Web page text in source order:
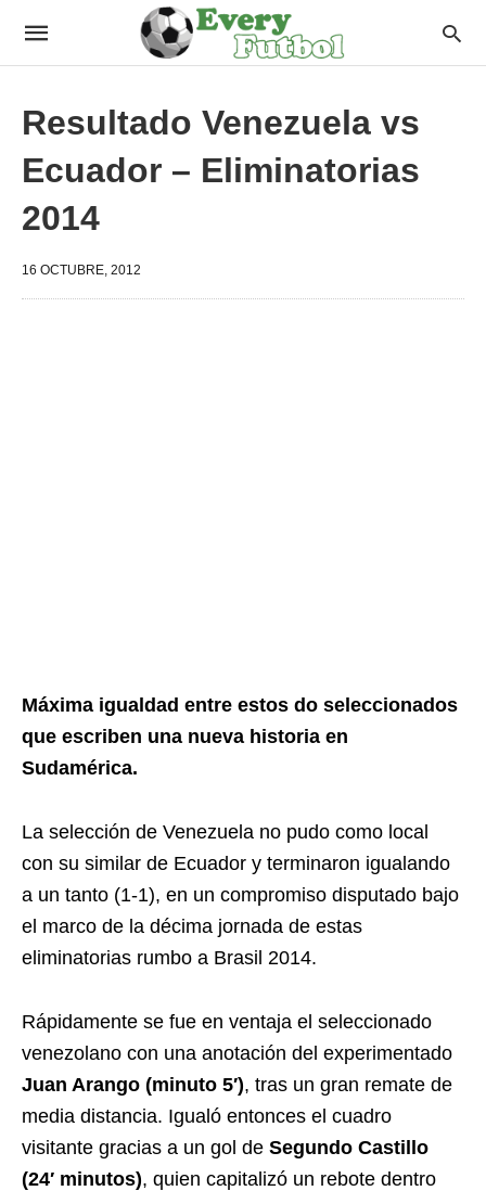
Resultado Venezuela vs
Ecuador – Eliminatorias
2014
16 OCTUBRE, 2012
Máxima igualdad entre estos do seleccionados
que escriben una nueva historia en
Sudamérica.
La selección de Venezuela no pudo como local
con su similar de Ecuador y terminaron igualando
a un tanto (1-1), en un compromiso disputado bajo
el marco de la décima jornada de estas
eliminatorias rumbo a Brasil 2014.
Rápidamente se fue en ventaja el seleccionado
venezolano con una anotación del experimentado
Juan Arango (minuto 5′), tras un gran remate de
media distancia. Igualó entonces el cuadro
visitante gracias a un gol de Segundo Castillo
(24′ minutos), quien capitalizó un rebote dentro